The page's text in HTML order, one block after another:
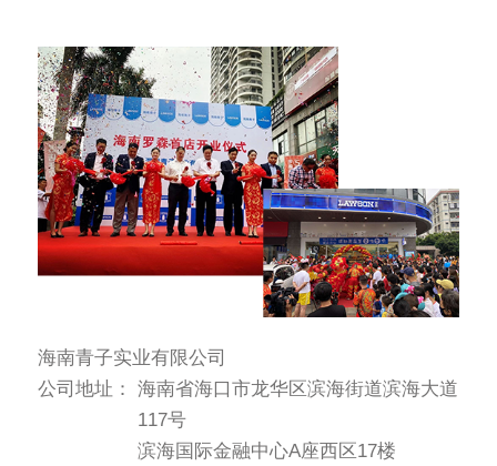
海南青子实业有限公司
公司地址：
海南省海口市龙华区滨海街道滨海大道
117号
滨海国际金融中心A座西区17楼